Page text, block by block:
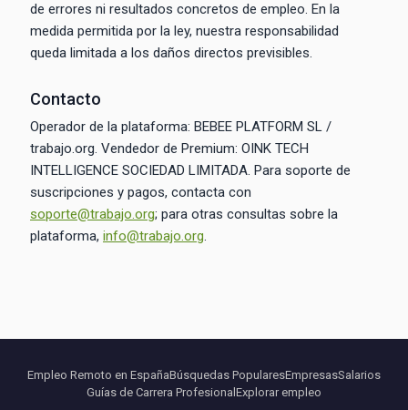
de errores ni resultados concretos de empleo. En la
medida permitida por la ley, nuestra responsabilidad
queda limitada a los daños directos previsibles.
Contacto
Operador de la plataforma: BEBEE PLATFORM SL /
trabajo.org. Vendedor de Premium: OINK TECH
INTELLIGENCE SOCIEDAD LIMITADA. Para soporte de
suscripciones y pagos, contacta con
soporte@trabajo.org; para otras consultas sobre la
plataforma, info@trabajo.org.
Empleo Remoto en EspañaBúsquedas PopularesEmpresasSalarios
Guías de Carrera Profesional Explorar empleo